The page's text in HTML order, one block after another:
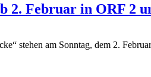
2. Februar in ORF 2
stehen am Sonntag, dem 2.